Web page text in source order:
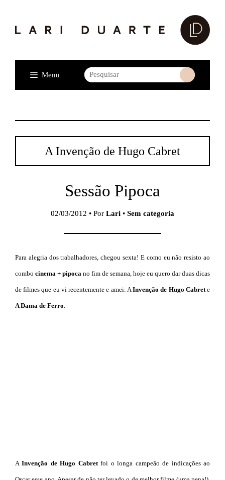
Menu
A Invenção de Hugo Cabret
Sessão Pipoca
02/03/2012 • Por Lari • Sem categoria
Para alegria dos trabalhadores, chegou sexta! E como eu não resisto ao
combo cinema + pipoca no fim de semana, hoje eu quero dar duas dicas
de filmes que eu vi recentemente e amei: AInvenção de Hugo Cabrete
A Dama de Ferro
AInvenção de Hugo Cabretfoi o longa campeão de indicações ao